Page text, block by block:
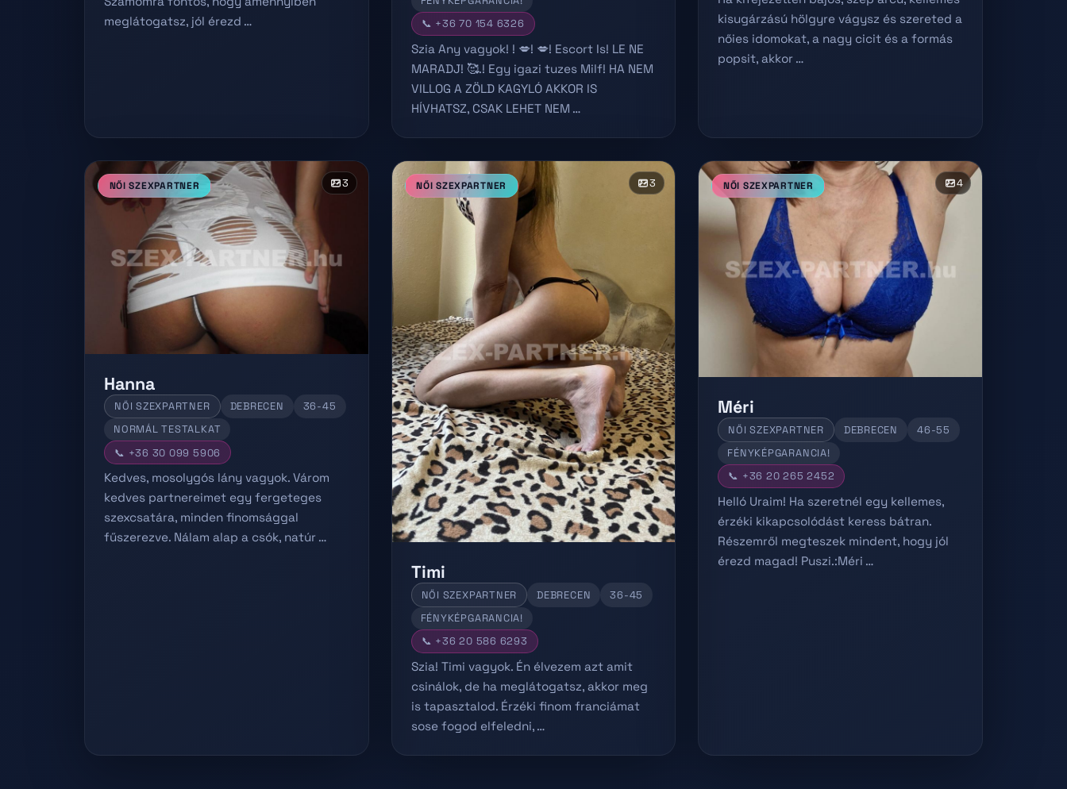
meglátogatsz, jól érezd …
📞 +36 70 154 6326
Szia Any vagyok! ! 💋! 💋! Escort Is! LE NE
MARADJ! 🥰.! Egy igazi tuzes Milf! HA NEM
VILLOG A ZÖLD KAGYLÓ AKKOR IS
HÍVHATSZ, CSAK LEHET NEM …
kisugárzású hölgyre vágysz és szereted a
nőies idomokat, a nagy cicit és a formás
popsit, akkor …
NŐI SZEXPARTNER 3
Hanna
NŐI SZEXPARTNER DEBRECEN
36-45
NORMÁL TESTALKAT
📞 +36 30 099 5906
Kedves, mosolygós lány vagyok. Várom
kedves partnereimet egy fergeteges
szexcsatára, minden finomsággal
fűszerezve. Nálam alap a csók, natúr …
NŐI SZEXPARTNER 3
Timi
NŐI SZEXPARTNER DEBRECEN
36-45
FÉNYKÉPGARANCIA!
📞 +36 20 586 6293
Szia! Timi vagyok. Én élvezem azt amit
csinálok, de ha meglátogatsz, akkor meg
is tapasztalod. Érzéki finom franciámat
sose fogod elfeledni, …
NŐI SZEXPARTNER 4
Méri
NŐI SZEXPARTNER DEBRECEN
46-55
FÉNYKÉPGARANCIA!
📞 +36 20 265 2452
Helló Uraim! Ha szeretnél egy kellemes,
érzéki kikapcsolódást keress bátran.
Részemről megteszek mindent, hogy jól
érezd magad! Puszi.:Méri …